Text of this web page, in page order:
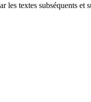
textes subséquents et